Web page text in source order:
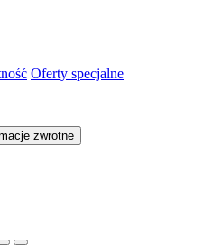
Oferty specjalne
zwrotne